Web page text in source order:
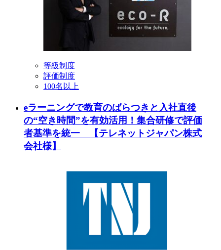
等級制度
評価制度
100名以上
eラーニングで教育のばらつきと入社直後
の“空き時間”を有効活用！集合研修で評価
者基準を統一 【テレネットジャパン株式
会社様】